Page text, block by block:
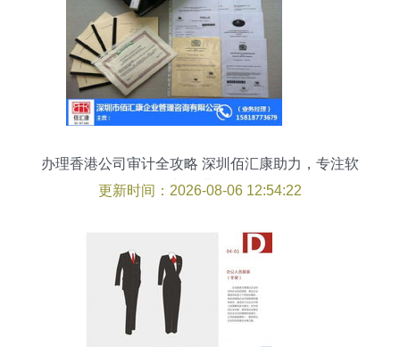
办理香港公司审计全攻略 深圳佰汇康助力，专注软
件开发与企业形象策划
更新时间：2026-08-06 12:54:22